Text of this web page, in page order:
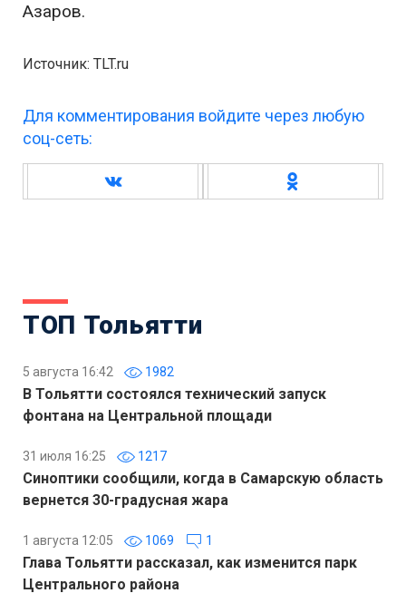
Азаров.
Источник: TLT.ru
Для комментирования войдите через любую
соц-сеть:
ТОП Тольятти
5 августа 16:42 1982
В Тольятти состоялся технический запуск
фонтана на Центральной площади
31 июля 16:25 1217
Синоптики сообщили, когда в Самарскую область
вернется 30-градусная жара
1 августа 12:05 1069 1
Глава Тольятти рассказал, как изменится парк
Центрального района